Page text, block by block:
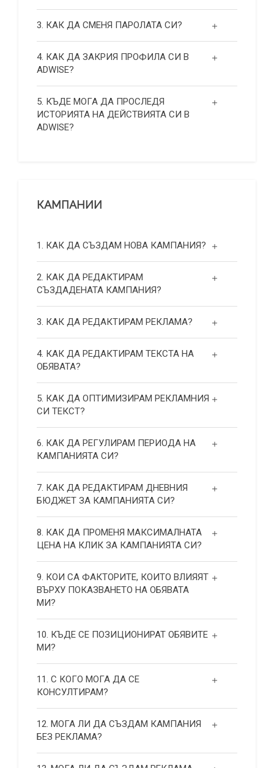
3. КАК ДА СМЕНЯ ПАРОЛАТА СИ?
4. КАК ДА ЗАКРИЯ ПРОФИЛА СИ В
ADWISE?
5. КЪДЕ МОГА ДА ПРОСЛЕДЯ
ИСТОРИЯТА НА ДЕЙСТВИЯТА СИ В
ADWISE?
КАМПАНИИ
1. КАК ДА СЪЗДАМ НОВА КАМПАНИЯ?
2. КАК ДА РЕДАКТИРАМ
СЪЗДАДЕНАТА КАМПАНИЯ?
3. КАК ДА РЕДАКТИРАМ РЕКЛАМА?
4. КАК ДА РЕДАКТИРАМ ТЕКСТА НА
ОБЯВАТА?
5. КАК ДА ОПТИМИЗИРАМ РЕКЛАМНИЯ
СИ ТЕКСТ?
6. КАК ДА РЕГУЛИРАМ ПЕРИОДА НА
КАМПАНИЯТА СИ?
7. КАК ДА РЕДАКТИРАМ ДНЕВНИЯ
БЮДЖЕТ ЗА КАМПАНИЯТА СИ?
8. КАК ДА ПРОМЕНЯ МАКСИМАЛНАТА
ЦЕНА НА КЛИК ЗА КАМПАНИЯТА СИ?
9. КОИ СА ФАКТОРИТЕ, КОИТО ВЛИЯЯТ
ВЪРХУ ПОКАЗВАНЕТО НА ОБЯВАТА
МИ?
10. КЪДЕ СЕ ПОЗИЦИОНИРАТ ОБЯВИТЕ
МИ?
11. С КОГО МОГА ДА СЕ
КОНСУЛТИРАМ?
12. МОГА ЛИ ДА СЪЗДАМ КАМПАНИЯ
БЕЗ РЕКЛАМА?